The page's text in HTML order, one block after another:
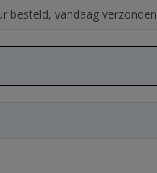
besteld, vandaag verzonden